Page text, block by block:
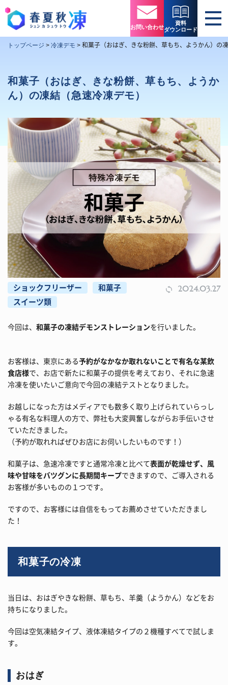
お問い合わせ
資料
ダウンロード
トップページ > 冷凍デモ > 和菓子（おはぎ、きな粉餅、草もち、ようかん）の
和菓子（おはぎ、きな粉餅、草もち、ようか
ん）の凍結（急速冷凍デモ）
ショックフリーザー
和菓子
スイーツ類
2024.03.27
今回は、 和菓子の凍結デモンストレーションを行いました。
お客様は、東京にある予約がなかなか取れないことで有名な某飲
食店様で、お店で新たに和菓子の提供を考えており、それに急速
冷凍を使いたいご意向で今回の凍結テストとなりました。
お越しになった方はメディアでも数多く取り上げられていらっし
ゃる有名な料理人の方で、弊社も大変興奮しながらお手伝いさせ
ていただきました。
（予約が取れればぜひお店にお伺いしたいものです！）
和菓子は、急速冷凍ですと通常冷凍と比べて表面が乾燥せず、風
味や甘味をバツグンに長期間キープできますので、ご導入される
お客様が多いものの１つです。
ですので、お客様には自信をもってお薦めさせていただきまし
た！
和菓子の冷凍
当日は、おはぎやきな粉餅、草もち、羊羹（ようかん）などをお
持ちになりました。
今回は空気凍結タイプ、液体凍結タイプの２機種すべてで試しま
す。
おはぎ